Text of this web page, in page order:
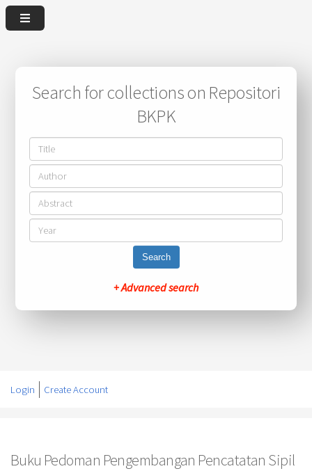
Search for collections on Repositori
BKPK
Search
+ Advanced search
Login Create Account
Buku Pedoman Pengembangan Pencatatan Sipil